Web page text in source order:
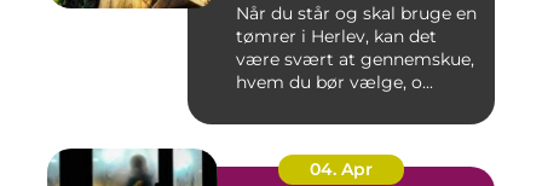
Når du står og skal bruge en
tømrer i Herlev, kan det
være svært at gennemskue,
hvem du bør vælge, o...
04. Apr